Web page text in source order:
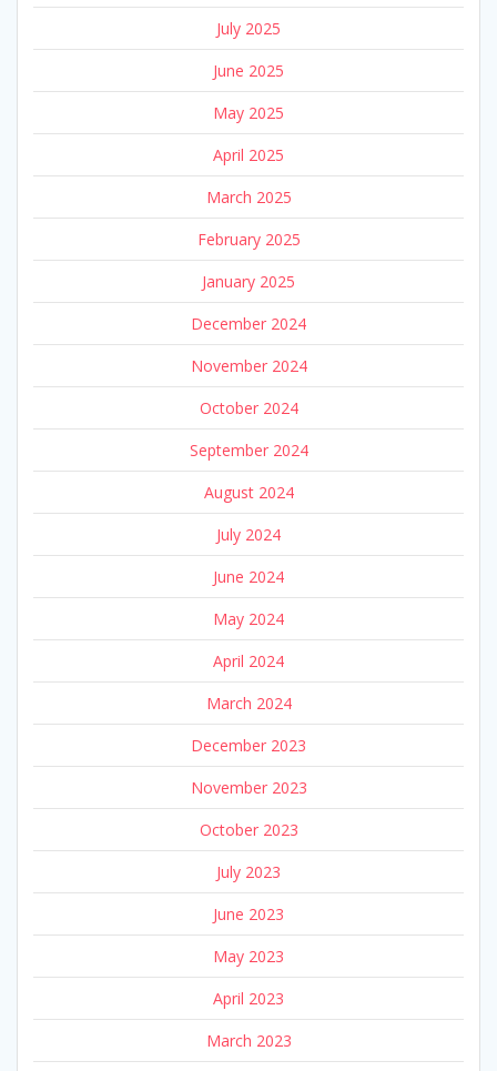
July 2025
June 2025
May 2025
April 2025
March 2025
February 2025
January 2025
December 2024
November 2024
October 2024
September 2024
August 2024
July 2024
June 2024
May 2024
April 2024
March 2024
December 2023
November 2023
October 2023
July 2023
June 2023
May 2023
April 2023
March 2023